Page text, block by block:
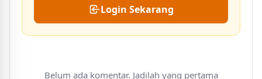
Login Sekarang
Belum ada komentar. Jadilah yang pertama